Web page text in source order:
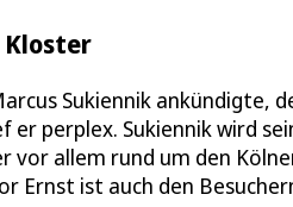
Kloster
Sukiennik ankündigte,
er perplex. Sukiennik wird
vor allem rund um den
Ernst ist auch den